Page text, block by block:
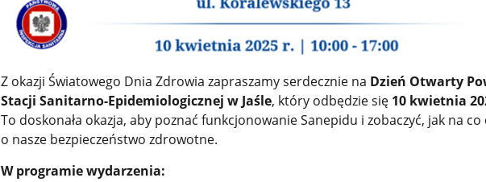
Z okazji Światowego Dnia Zdrowia zapraszamy serdecznie na Dzień Otwarty
Stacji Sanitarno-Epidemiologicznej w Jaśle, który odbędzie się 10 kwietnia
To doskonała okazja, aby poznać funkcjonowanie Sanepidu i zobaczyć, jak na co
o nasze bezpieczeństwo zdrowotne.
W programie wydarzenia: